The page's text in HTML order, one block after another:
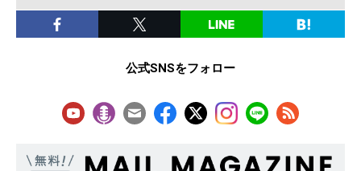
公式SNSをフォロー